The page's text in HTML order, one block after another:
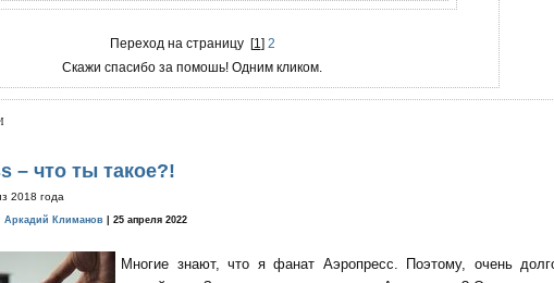
Переход на страницу [1 ] 2
Скажи спасибо за помошь! Одним кликом.
– что ты такое?!
2018 года
Аркадий Климанов | 25 апреля 2022
Многие знают, что я фанат Аэропресс. Поэтому, очень